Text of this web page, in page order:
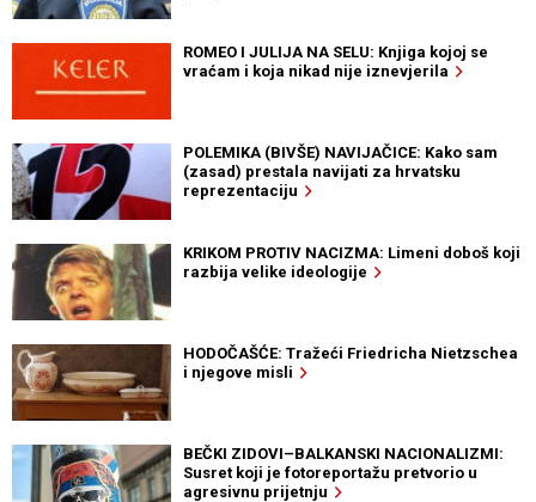
ROMEO I JULIJA NA SELU: Knjiga kojoj se
vraćam i koja nikad nije iznevjerila
POLEMIKA (BIVŠE) NAVIJAČICE: Kako sam
(zasad) prestala navijati za hrvatsku
reprezentaciju
KRIKOM PROTIV NACIZMA: Limeni doboš koji
razbija velike ideologije
HODOČAŠĆE: Tražeći Friedricha Nietzschea
i njegove misli
BEČKI ZIDOVI–BALKANSKI NACIONALIZMI:
Susret koji je fotoreportažu pretvorio u
agresivnu prijetnju